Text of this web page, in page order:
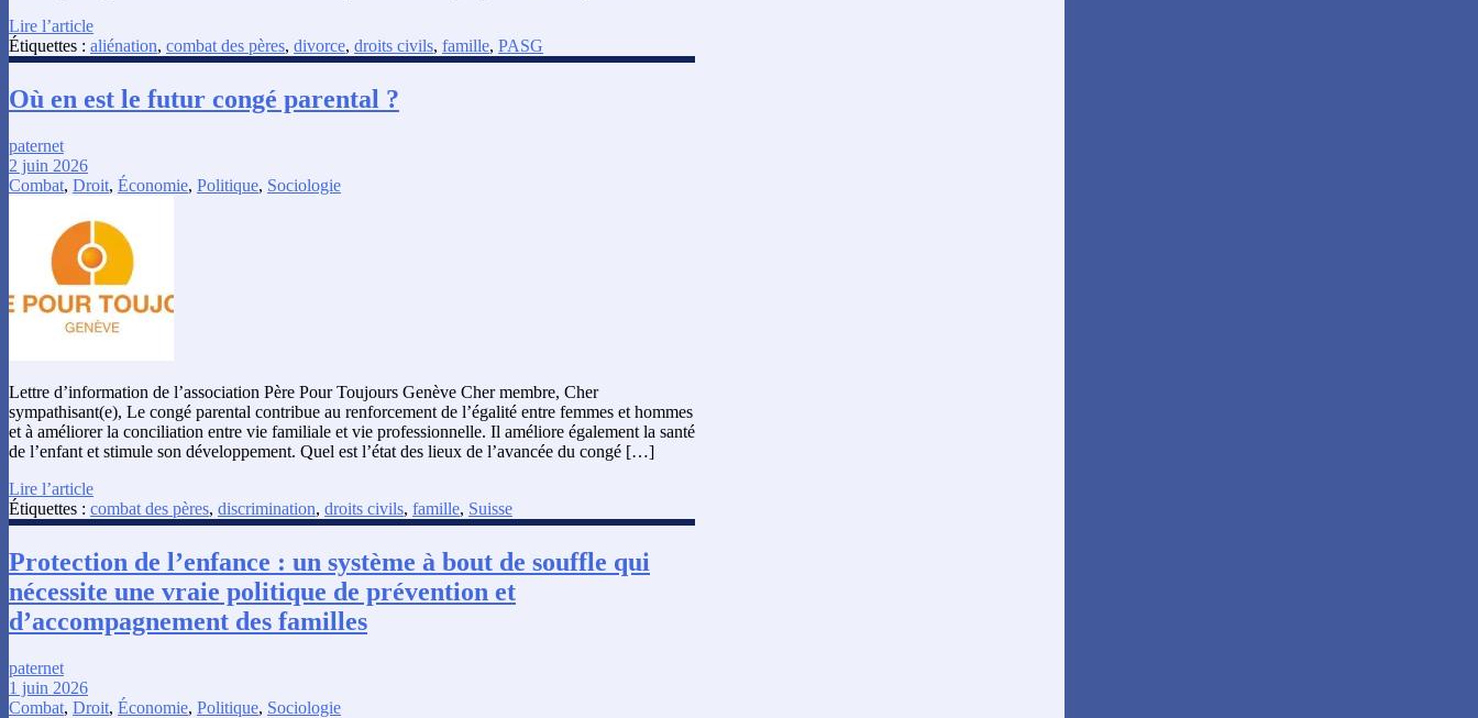
Lire l’article
Étiquettes : aliénation, combat des pères, divorce, droits civils, famille, PASG
Où en est le futur congé parental ?
paternet
2 juin 2026
Combat, Droit, Économie, Politique, Sociologie
Lettre d’information de l’association Père Pour Toujours Genève Cher membre, Cher
sympathisant(e), Le congé parental contribue au renforcement de l’égalité entre femmes et hommes
et à améliorer la conciliation entre vie familiale et vie professionnelle. Il améliore également la santé
de l’enfant et stimule son développement. Quel est l’état des lieux de l’avancée du congé […]
Lire l’article
Étiquettes : combat des pères, discrimination, droits civils, famille, Suisse
Protection de l’enfance : un système à bout de souffle qui
nécessite une vraie politique de prévention et
d’accompagnement des familles
paternet
1 juin 2026
Combat, Droit, Économie, Politique, Sociologie